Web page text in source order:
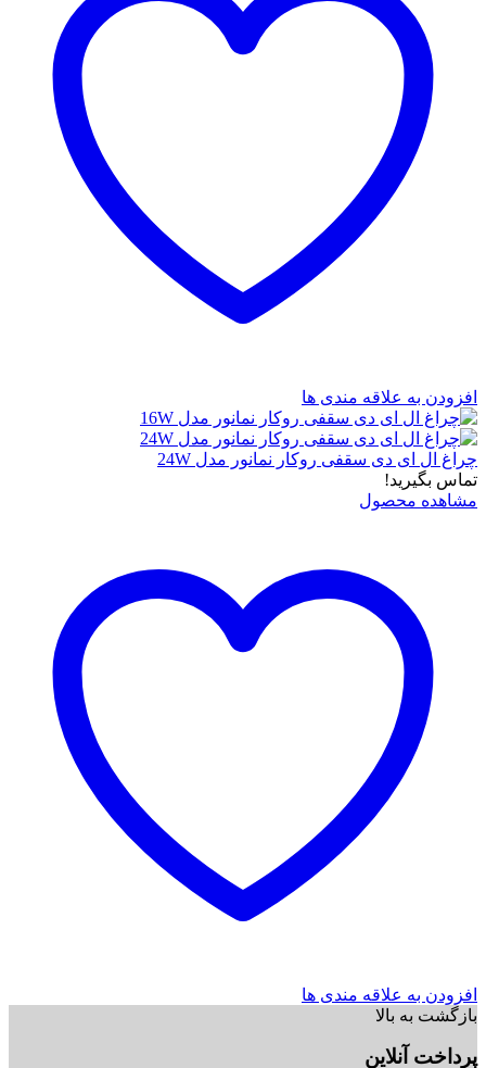
افزودن به علاقه مندی ها
چراغ ال ای دی سقفی روکار نمانور مدل 24W
تماس بگیرید!
مشاهده محصول
افزودن به علاقه مندی ها
بازگشت به بالا
پرداخت آنلاین